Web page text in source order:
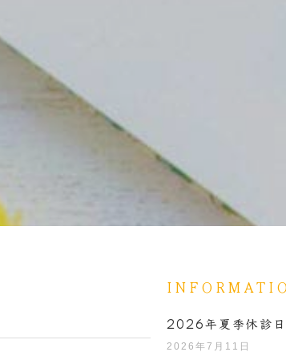
2026年夏季休診日
2026年7月11日